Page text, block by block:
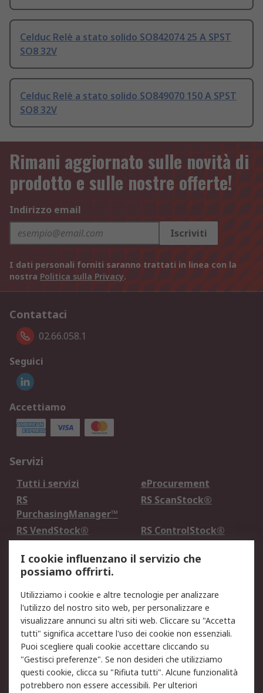
Celduc Relè a stato solido SO842074 25 A SPST
SO8 32V
Celduc Relè a stato solido SO849070 150 A SPST
SO8 32V
Rimani aggiornato sulle novità di
prodotto e sulle nostre offerte!
Indirizzo email
Iscriviti
I dati personali forniti saranno trattati in linea con la
nostra Politica sulla Privacy.
Contattaci
02.66.058.1
Seguici
Accettiamo
Servizi
Tutti i servizi
eProcurement
RS
PurchasingManager™
RS ScanStock®
RS VendStock®
RS ControlStock®
Legale
Informativa Cookie
Informativa Privacy -
Aggiornata
Email Security
Termini d'uso
Condizioni di vendita
Condizioni generali di
servizio
Etica e responsabilità
I cookie influenzano il servizio che
possiamo offrirti.
Utilizziamo i cookie e altre tecnologie per analizzare
l'utilizzo del nostro sito web, per personalizzare e
visualizzare annunci su altri siti web. Cliccare su "Accetta
tutti" significa accettare l'uso dei cookie non essenziali.
Puoi scegliere quali cookie accettare cliccando su
"Gestisci preferenze". Se non desideri che utilizziamo
questi cookie, clicca su "Rifiuta tutti". Alcune funzionalità
potrebbero non essere accessibili. Per ulteriori